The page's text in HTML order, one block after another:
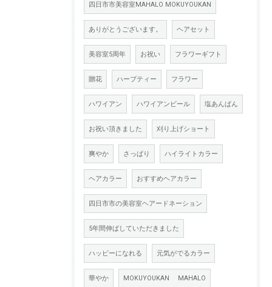
四日市市美容室MAHALO MOKUYOUKAN
ありがとうございます。 ヘアセット
美容室5周年 お祝い フラワーギフト
贈花 ハーブティー フラワー
ハワイアン ハワイアンビール 塩あんぱん
お祝い頂きました 刈り上げショート
爽やか さっぱり ハイライトカラー
ヘアカラー おすすめヘアカラー
四日市市の美容室ヘアードネーション
5年間伸ばしていただきました
ハッピーになれる 元気がでるカラー
華やか MOKUYOUKAN MAHALO